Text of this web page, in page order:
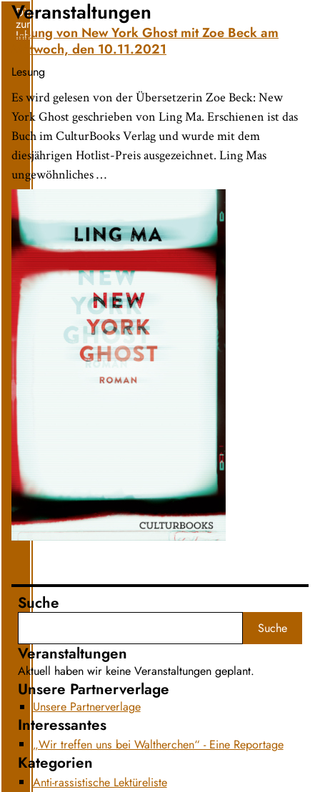
Direkt
zum
Inhalt
Veranstaltungen
Lesung von New York Ghost mit Zoe Beck am
Mittwoch, den 10.11.2021
Lesung
Es wird gelesen von der Übersetzerin Zoe Beck: New
York Ghost geschrieben von Ling Ma. Erschienen ist das
Buch im CulturBooks Verlag und wurde mit dem
diesjährigen Hotlist-Preis ausgezeichnet. Ling Mas
ungewöhnliches …
Suche
Suche
Veranstaltungen
Aktuell haben wir keine Veranstaltungen geplant.
Unsere Partnerverlage
Unsere Partnerverlage
Interessantes
„Wir treffen uns bei Waltherchen“ - Eine Reportage
Kategorien
Anti-rassistische Lektüreliste